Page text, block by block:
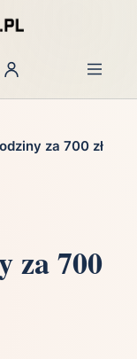
Zaloguj
za 700 zł
za 700